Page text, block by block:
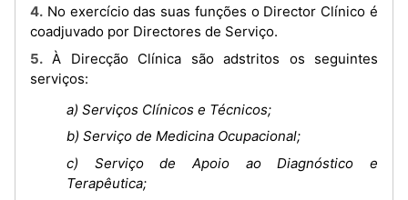
4. No exercício das suas funções o Director Clínico é
coadjuvado por Directores de Serviço.
5. À Direcção Clínica são adstritos os seguintes
serviços:
a) Serviços Clínicos e Técnicos;
b) Serviço de Medicina Ocupacional;
c) Serviço de Apoio ao Diagnóstico e
Terapêutica;